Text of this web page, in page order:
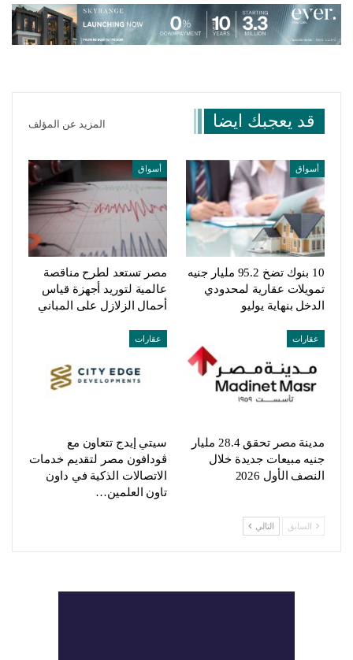
قد يعجبك ايضا المزيد عن المؤلف
أسواق
10 بنوك تضخ 95.2 مليار جنيه
تمويلات عقارية لمحدودي
الدخل بنهاية يوليو
أسواق
مصر تستعد لطرح مناقصة
عالمية لتوريد أجهزة قياس
أحمال الزلازل على المباني
عقارات
مدينة مصر تحقق 28.4 مليار
جنيه مبيعات جديدة خلال
النصف الأول 2026
عقارات
سيتي إيدج تتعاون مع
ڤودافون مصر لتقديم خدمات
الاتصالات الذكية في داون
تاون العلمين…
السابق التالي